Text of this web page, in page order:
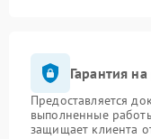
Гарантия
Предоставляется
выполненные
защищает клиента